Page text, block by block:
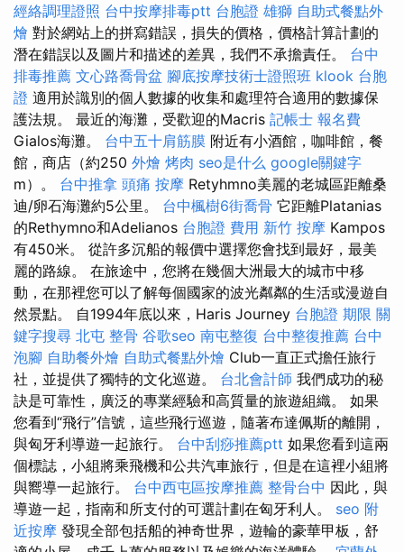
經絡調理證照 台中按摩排毒ptt 台胞證 雄獅 自助式餐點外
燴 對於網站上的拼寫錯誤，損失的價格，價格計算計劃的
潛在錯誤以及圖片和描述的差異，我們不承擔責任。 台中
排毒推薦 文心路喬骨盆 腳底按摩技術士證照班 klook 台胞
證 適用於識別的個人數據的收集和處理符合適用的數據保
護法規。 最近的海灘，受歡迎的Macris 記帳士 報名費
Gialos海灘。 台中五十肩筋膜 附近有小酒館，咖啡館，餐
館，商店（約250 外燴 烤肉 seo是什么 google關鍵字
m）。 台中推拿 頭痛 按摩 Retyhmno美麗的老城區距離桑
迪/卵石海灘約5公里。 台中楓樹6街喬骨 它距離Platanias
的Rethymno和Adelianos 台胞證 費用 新竹 按摩 Kampos
有450米。 從許多沉船的報價中選擇您會找到最好，最美
麗的路線。 在旅途中，您將在幾個大洲最大的城市中移
動，在那裡您可以了解每個國家的波光粼粼的生活或漫遊自
然景點。 自1994年底以來，Haris Journey 台胞證 期限 關
鍵字搜尋 北屯 整骨 谷歌seo 南屯整復 台中整復推薦 台中
泡腳 自助餐外燴 自助式餐點外燴 Club一直正式擔任旅行
社，並提供了獨特的文化巡遊。 台北會計師 我們成功的秘
訣是可靠性，廣泛的專業經驗和高質量的旅遊組織。 如果
您看到“飛行”信號，這些飛行巡遊，隨著布達佩斯的離開，
與匈牙利導遊一起旅行。 台中刮痧推薦ptt 如果您看到這兩
個標誌，小組將乘飛機和公共汽車旅行，但是在這裡小組將
與嚮導一起旅行。 台中西屯區按摩推薦 整骨台中 因此，與
導遊一起，指南和所支付的可選計劃在匈牙利人。 seo 附
近按摩 發現全部包括船的神奇世界，遊輪的豪華甲板，舒